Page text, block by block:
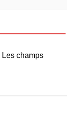
Les champs